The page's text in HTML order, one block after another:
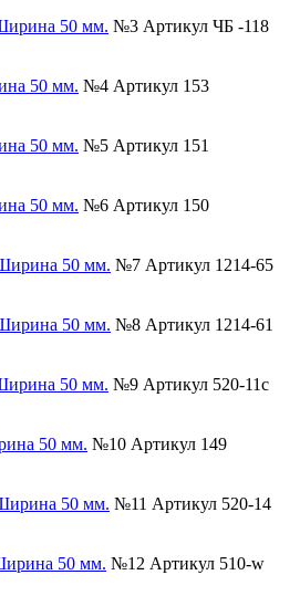
№3 Артикул ЧБ -118
№4 Артикул 153
№5 Артикул 151
№6 Артикул 150
№7 Артикул 1214-65
№8 Артикул 1214-61
№9 Артикул 520-11с
№10 Артикул 149
№11 Артикул 520-14
№12 Артикул 510-w